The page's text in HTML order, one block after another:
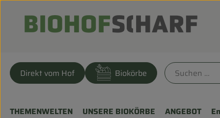
Direkt vom Hof Biokörbe
THEMENWELTEN UNSERE BIOKÖRBE ANGEBOT